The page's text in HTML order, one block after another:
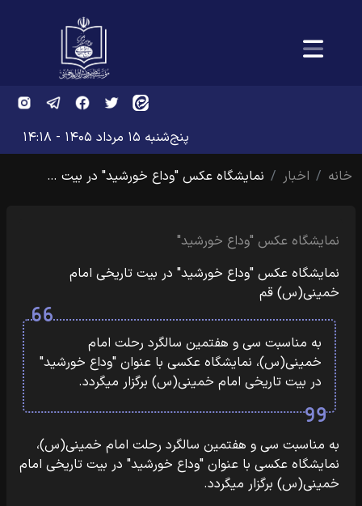
پنج‌شنبه ۱۵ مرداد ۱۴۰۵ - ۱۴:۱۸
خانه
اخبار نمایشگاه عکس "وداع خورشید" در بیت‌ …
نمایشگاه عکس "وداع خورشید"
نمایشگاه عکس "وداع خورشید" در بیت‌ تاریخی امام
خمینی(س) قم
به مناسبت سی و هفتمین سالگرد رحلت امام
خمینی(س)، نمایشگاه عکسی با عنوان "وداع خورشید"
در بیت تاریخی امام خمینی(س) برگزار میگردد.
به مناسبت سی و هفتمین سالگرد رحلت امام خمینی(س)،
نمایشگاه عکسی با عنوان "وداع خورشید" در بیت تاریخی امام
خمینی(س) برگزار میگردد.